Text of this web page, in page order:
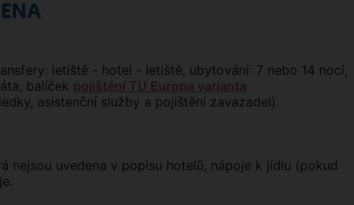
letiště - hotel - letiště, ubytování: 7 nebo 14 nocí,
balíček pojištění TU Europa varianta
asistenční služby a pojištění zavazadel).
nejsou uvedena v popisu hotelů, nápoje k jídlu (pokud